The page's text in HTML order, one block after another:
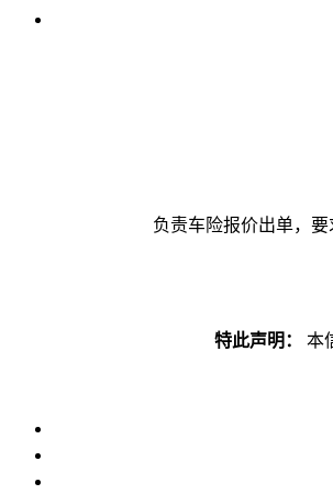
负责车险报价出单，
特此声明： 本